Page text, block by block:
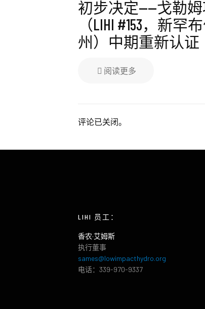
初步决定——戈勒姆
（LIHI #153，新罕
州）中期重新认证
阅读更多
评论已关闭。
LIHI 员工：
香农·艾姆斯
执行董事
sames@lowimpacthydro.org
电话：339-970-9337